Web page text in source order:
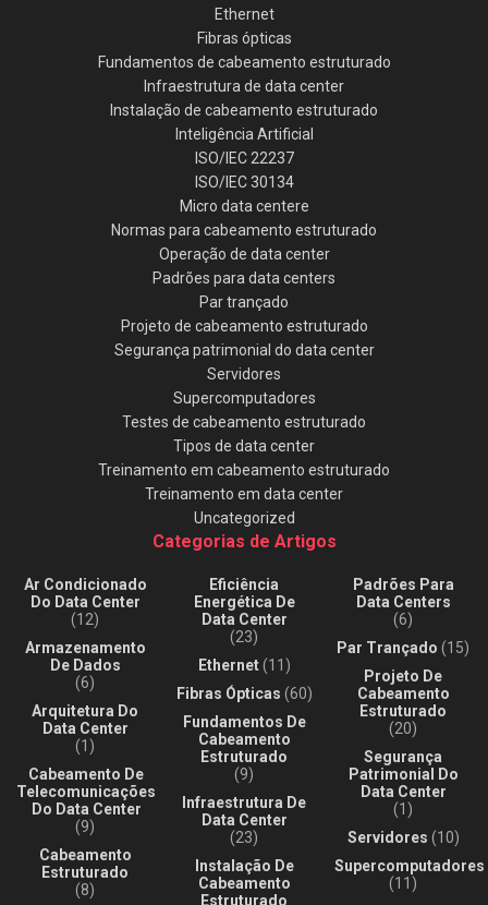
Ethernet
Fibras ópticas
Fundamentos de cabeamento estruturado
Infraestrutura de data center
Instalação de cabeamento estruturado
Inteligência Artificial
ISO/IEC 22237
ISO/IEC 30134
Micro data centere
Normas para cabeamento estruturado
Operação de data center
Padrões para data centers
Par trançado
Projeto de cabeamento estruturado
Segurança patrimonial do data center
Servidores
Supercomputadores
Testes de cabeamento estruturado
Tipos de data center
Treinamento em cabeamento estruturado
Treinamento em data center
Uncategorized
Categorias de Artigos
Ar Condicionado
Do Data Center
(12)
Armazenamento
De Dados
(6)
Arquitetura Do
Data Center
(1)
Cabeamento De
Telecomunicações
Do Data Center
(9)
Cabeamento
Estruturado
(8)
Eficiência
Energética De
Data Center
(23)
Ethernet(11)
Fibras Ópticas (60)
Fundamentos De
Cabeamento
Estruturado
(9)
Infraestrutura De
Data Center
(23)
Instalação De
Cabeamento
Estruturado
Padrões Para
Data Centers
(6)
Par Trançado (15)
Projeto De
Cabeamento
Estruturado
(20)
Segurança
Patrimonial Do
Data Center
(1)
Servidores (10)
Supercomputadores
(11)